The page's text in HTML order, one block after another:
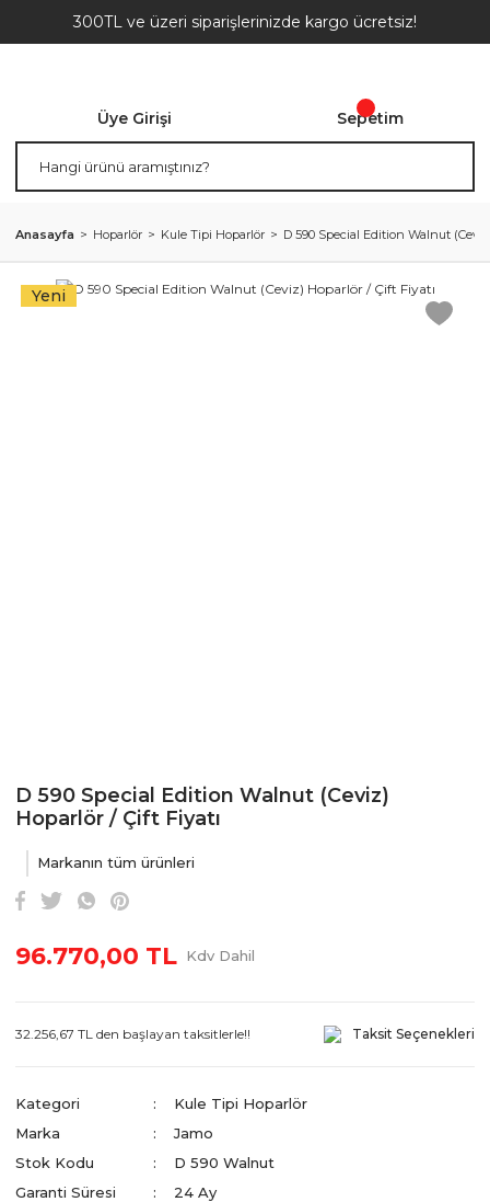
300TL ve üzeri siparişlerinizde kargo ücretsiz!
Üye Girişi Sepetim
Anasayfa Hoparlör Kule Tipi Hoparlör D 590 Special Edition Walnut
Yeni
D 590 Special Edition Walnut (Ceviz)
Hoparlör / Çift Fiyatı
Markanın tüm ürünleri
96.770,00 TL Kdv Dahil
32.256,67 TL den başlayan taksitlerle!! Taksit Seçenekleri
Kategori
Kule Tipi Hoparlör
Marka
Jamo
Stok Kodu
D 590 Walnut
Garanti Süresi
24 Ay